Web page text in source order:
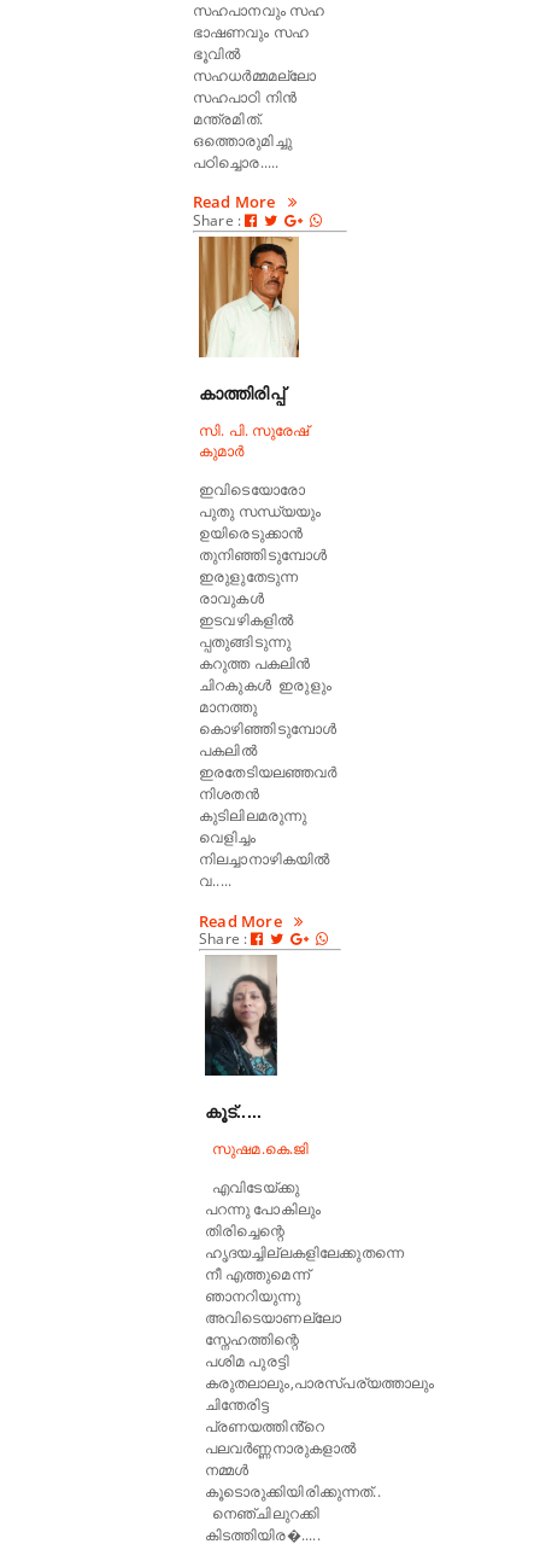
സഹപാനവും സഹ
ഭാഷണവും സഹ
ഭൂവിൽ
സഹധർമ്മമല്ലോ
സഹപാഠി നിൻ
മന്ത്രമിത്.
ഒത്തൊരുമിച്ചു
പഠിച്ചൊര.....
Read More
Share :
കാത്തിരിപ്പ്
സി. പി. സുരേഷ്
കുമാർ
ഇവിടെയോരോ
പുതു സന്ധ്യയും
ഉയിരെടുക്കാൻ
തുനിഞ്ഞിടുമ്പോൾ
ഇരുളുതേടുന്ന
രാവുകൾ
ഇടവഴികളിൽ
പ്പതുങ്ങിടുന്നു
കറുത്ത പകലിൻ
ചിറകുകൾ ഇരുളും
മാനത്തു
കൊഴിഞ്ഞിടുമ്പോൾ
പകലിൽ
ഇരതേടിയലഞ്ഞവർ
നിശതൻ
കുടിലിലമരുന്നു
വെളിച്ചം
നിലച്ചാനാഴികയിൽ
വ.....
Read More
Share :
കൂട്.....
സുഷമ.കെ.ജി
എവിടേയ്ക്കു
പറന്നു പോകിലും
തിരിച്ചെന്റെ
ഹൃദയച്ചില്ലകളിലേക്കുതന്നെ
നീ എത്തുമെന്ന്
ഞാനറിയുന്നു
അവിടെയാണല്ലോ
സ്നേഹത്തിന്റെ
പശിമ പുരട്ടി
കരുതലാലും,പാരസ്പര്യത്താലും
ചിന്തേരിട്ട
പ്രണയത്തിൻ്റെ
പലവർണ്ണനാരുകളാൽ
നമ്മൾ
കൂടൊരുക്കിയിരിക്കുന്നത്..
നെഞ്ചിലുറക്കി
കിടത്തിയിര�.....